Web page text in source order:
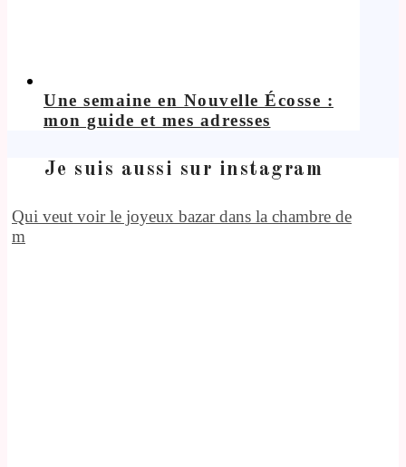
Une semaine en Nouvelle Écosse :
mon guide et mes adresses
Je suis aussi sur instagram
Qui veut voir le joyeux bazar dans la chambre de
m